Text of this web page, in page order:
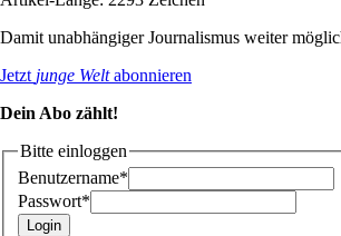
Damit unabhängiger Journalismus weiter
Jetzt junge Weltabonnieren
Dein Abo zählt!
Bitte einloggen
Benutzername*
Passwort*